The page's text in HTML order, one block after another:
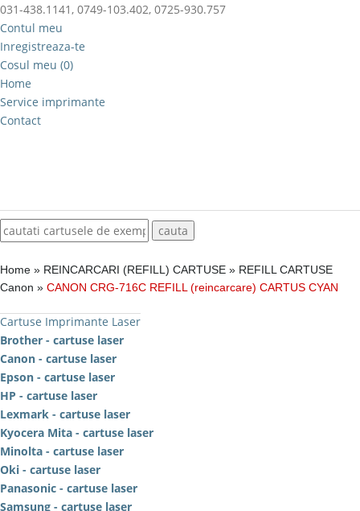
031-438.1141, 0749-103.402, 0725-930.757
Contul meu
Inregistreaza-te
Cosul meu (0)
Home
Service imprimante
Contact
Home » REINCARCARI (REFILL) CARTUSE » REFILL CARTUSE
Canon » CANON CRG-716C REFILL (reincarcare) CARTUS CYAN
Cartuse Imprimante Laser
Brother - cartuse laser
Canon - cartuse laser
Epson - cartuse laser
HP - cartuse laser
Lexmark - cartuse laser
Kyocera Mita - cartuse laser
Minolta - cartuse laser
Oki - cartuse laser
Panasonic - cartuse laser
Samsung - cartuse laser